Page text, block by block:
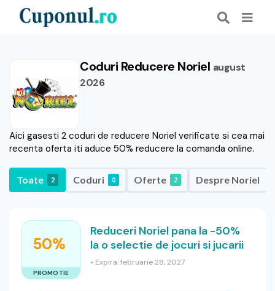
Coduri Reducere Noriel august
2026
Aici gasesti 2 coduri de reducere Noriel verificate si cea mai
recenta oferta iti aduce 50% reducere la comanda online.
Toate 2 Coduri 0 Oferte 2 Despre Noriel
50%
PROMOTIE
Reduceri Noriel pana la -50%
la o selectie de jocuri si jucarii
• Expira: februarie 28, 2027